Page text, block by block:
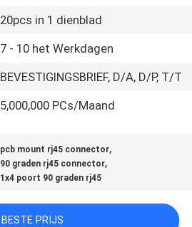
20pcs in 1 dienblad
7 - 10 het Werkdagen
BEVESTIGINGSBRIEF, D/A, D/P, T/T
5,000,000 PCs/Maand
pcb mount rj45 connector,
90 graden rj45 connector,
1x4 poort 90 graden rj45
BESTE PRIJS